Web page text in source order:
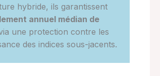
hybride, ils garantissent
annuel médian de
une protection contre les
des indices sous-jacents.